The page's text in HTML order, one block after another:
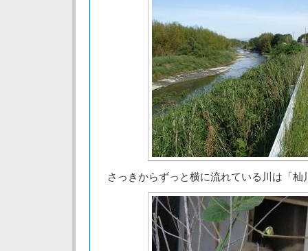
さっきからずっと横に流れている川は「杣